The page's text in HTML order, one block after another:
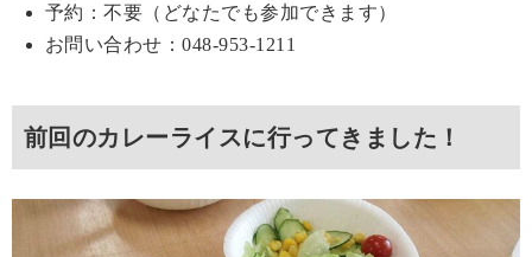
予約：不要（どなたでも参加できます）
お問い合わせ：048-953-1211
前回のカレーライスに行ってきました！